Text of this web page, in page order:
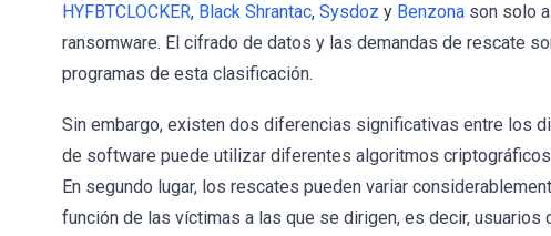
HYFBTCLOCKER, Black Shrantac, Sysdoz y Benzona son solo
ransomware. El cifrado de datos y las demandas de rescate
programas de esta clasificación.
Sin embargo, existen dos diferencias significativas entre los
de software puede utilizar diferentes algoritmos
En segundo lugar, los rescates pueden variar
función de las víctimas a las que se dirigen, es decir,